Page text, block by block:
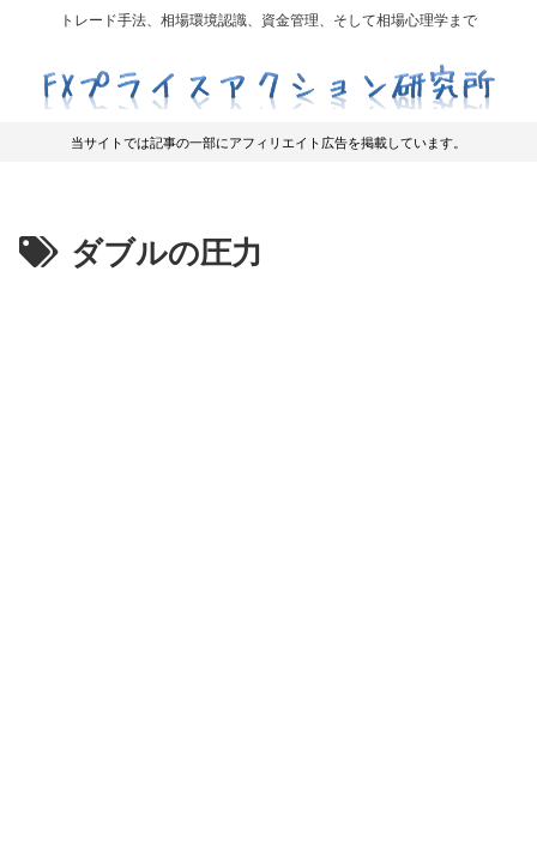
トレード手法、相場環境認識、資金管理、そして相場心理学まで
当サイトでは記事の一部にアフィリエイト広告を掲載しています。
ダブルの圧力